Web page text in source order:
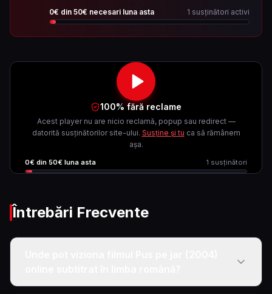
0€ din 50€ necesari luna asta 1 susținători activi
100% fără reclame
Acest player nu are nicio reclamă, popup sau redirect —
datorită susținătorilor site-ului. Susține și tu ca să rămânem
așa.
0€ din 50€ luna asta 1 susținători
Întrebări Frecvente